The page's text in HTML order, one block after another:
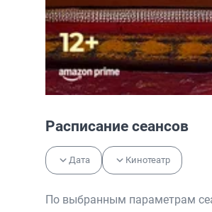
Расписание сеансов
Дата Кинотеатр
По выбранным параметрам